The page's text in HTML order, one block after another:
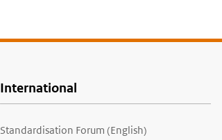
International
Standardisation Forum (English)